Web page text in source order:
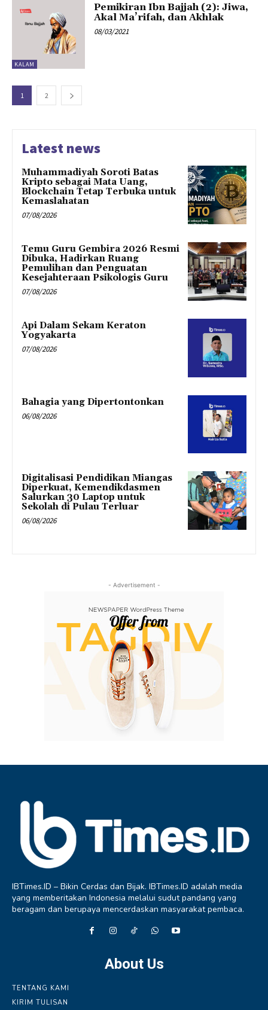
KALAM
Pemikiran Ibn Bajjah (2): Jiwa,
Akal Ma’rifah, dan Akhlak
08/03/2021
1 2
Latest news
Muhammadiyah Soroti Batas
Kripto sebagai Mata Uang,
Blockchain Tetap Terbuka untuk
Kemaslahatan
07/08/2026
Temu Guru Gembira 2026 Resmi
Dibuka, Hadirkan Ruang
Pemulihan dan Penguatan
Kesejahteraan Psikologis Guru
07/08/2026
Api Dalam Sekam Keraton
Yogyakarta
07/08/2026
Bahagia yang Dipertontonkan
06/08/2026
Digitalisasi Pendidikan Miangas
Diperkuat, Kemendikdasmen
Salurkan 30 Laptop untuk
Sekolah di Pulau Terluar
06/08/2026
- Advertisement -
IBTimes.ID – Bikin Cerdas dan Bijak. IBTimes.ID adalah media
yang memberitakan Indonesia melalui sudut pandang yang
beragam dan berupaya mencerdaskan masyarakat pembaca.
About Us
TENTANG KAMI
KIRIM TULISAN